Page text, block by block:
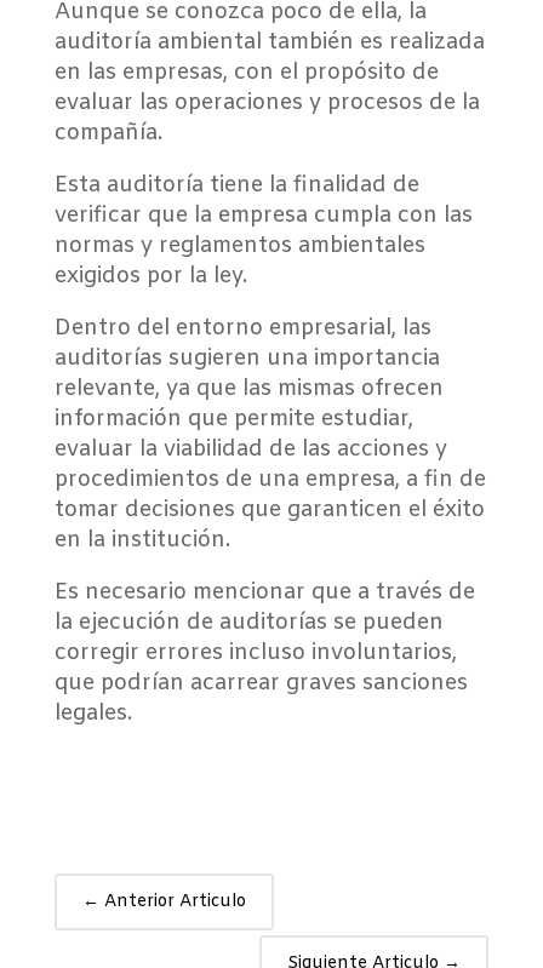
Aunque se conozca poco de ella, la
auditoría ambiental también es realizada
en las empresas, con el propósito de
evaluar las operaciones y procesos de la
compañía.
Esta auditoría tiene la finalidad de
verificar que la empresa cumpla con las
normas y reglamentos ambientales
exigidos por la ley.
Dentro del entorno empresarial, las
auditorías sugieren una importancia
relevante, ya que las mismas ofrecen
información que permite estudiar,
evaluar la viabilidad de las acciones y
procedimientos de una empresa, a fin de
tomar decisiones que garanticen el éxito
en la institución.
Es necesario mencionar que a través de
la ejecución de auditorías se pueden
corregir errores incluso involuntarios,
que podrían acarrear graves sanciones
legales.
← Anterior Articulo